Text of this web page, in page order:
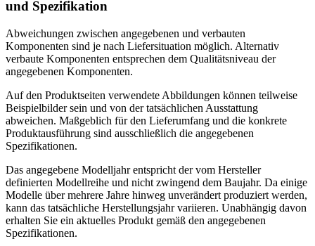
und Spezifikation
Abweichungen zwischen angegebenen und verbauten
Komponenten sind je nach Liefersituation möglich. Alternativ
verbaute Komponenten entsprechen dem Qualitätsniveau der
angegebenen Komponenten.
Auf den Produktseiten verwendete Abbildungen können teilweise
Beispielbilder sein und von der tatsächlichen Ausstattung
abweichen. Maßgeblich für den Lieferumfang und die konkrete
Produktausführung sind ausschließlich die angegebenen
Spezifikationen.
Das angegebene Modelljahr entspricht der vom Hersteller
definierten Modellreihe und nicht zwingend dem Baujahr. Da einige
Modelle über mehrere Jahre hinweg unverändert produziert werden,
kann das tatsächliche Herstellungsjahr variieren. Unabhängig davon
erhalten Sie ein aktuelles Produkt gemäß den angegebenen
Spezifikationen.